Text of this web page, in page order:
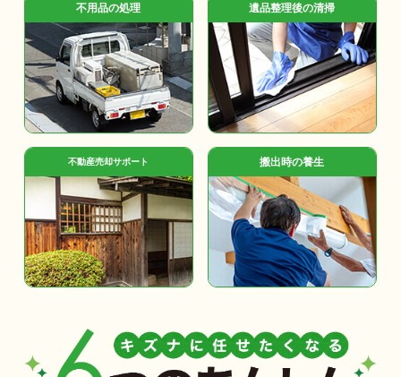
不用品の処理 遺品整理後の清掃
不動産売却サポート 搬出時の養生